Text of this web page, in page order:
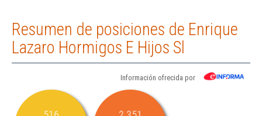
Resumen de posiciones de Enrique
Lazaro Hormigos E Hijos Sl
Información ofrecida por